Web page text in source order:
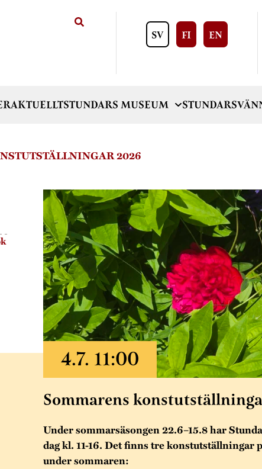
SV FI EN
AKTUELLTSTUNDARS MUSEUM
2026
Sommarens
Under sommarsäsongen 22.6–15.8 har
dag kl. 11-16. Det finns tre konstutställningar
under sommaren: